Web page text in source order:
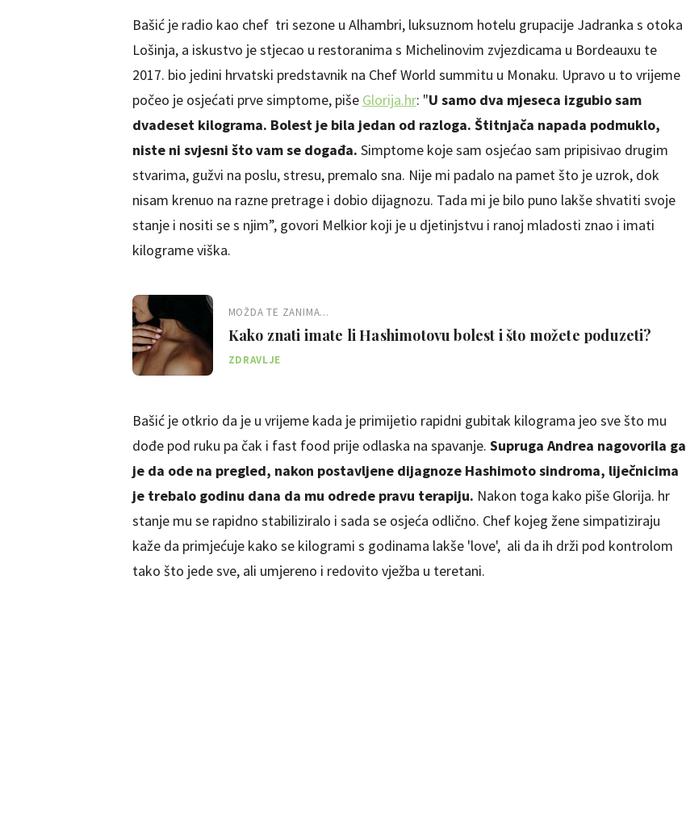
Bašić je radio kao chef tri sezone u Alhambri, luksuznom hotelu grupacije Jadranka s otoka
Lošinja, a iskustvo je stjecao u restoranima s Michelinovim zvjezdicama u Bordeauxu te
2017. bio jedini hrvatski predstavnik na Chef World summitu u Monaku. Upravo u to vrijeme
počeo je osjećati prve simptome, piše Glorija.hr: "U samo dva mjeseca izgubio sam
dvadeset kilograma. Bolest je bila jedan od razloga. Štitnjača napada podmuklo,
niste ni svjesni što vam se događa. Simptome koje sam osjećao sam pripisivao drugim
stvarima, gužvi na poslu, stresu, premalo sna. Nije mi padalo na pamet što je uzrok, dok
nisam krenuo na razne pretrage i dobio dijagnozu. Tada mi je bilo puno lakše shvatiti svoje
stanje i nositi se s njim”, govori Melkior koji je u djetinjstvu i ranoj mladosti znao i imati
kilograme viška.
MOŽDA TE ZANIMA...
Kako znati imate li Hashimotovu bolest i što možete poduzeti?
ZDRAVLJE
Bašić je otkrio da je u vrijeme kada je primijetio rapidni gubitak kilograma jeo sve što mu
dođe pod ruku pa čak i fast food prije odlaska na spavanje. Supruga Andrea nagovorila ga
je da ode na pregled, nakon postavljene dijagnoze Hashimoto sindroma, liječnicima
je trebalo godinu dana da mu odrede pravu terapiju. Nakon toga kako piše Glorija. hr
stanje mu se rapidno stabiliziralo i sada se osjeća odlično. Chef kojeg žene simpatiziraju
kaže da primjećuje kako se kilogrami s godinama lakše 'love', ali da ih drži pod kontrolom
tako što jede sve, ali umjereno i redovito vježba u teretani.